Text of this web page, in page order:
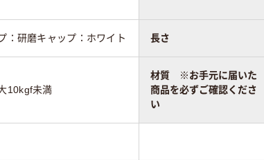
：研磨キャップ：ホワイト 長さ
10kgf未満
材質 ※お手元に届いた
商品を必ずご確認くださ
い